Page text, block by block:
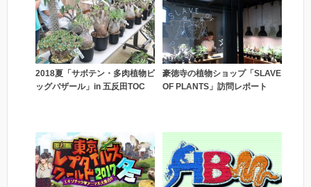
2018夏「サボテン・多肉植物ビ
ッグバザール」in 五反田TOC
豪徳寺の植物ショップ「SLAVE
OF PLANTS」訪問レポート